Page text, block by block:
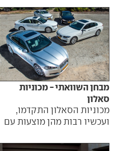
מבחן השוואתי - מכוניות
סאלון
מכוניות הסאלון התקדמו,
ועכשיו רבות מהן מוצעות עם